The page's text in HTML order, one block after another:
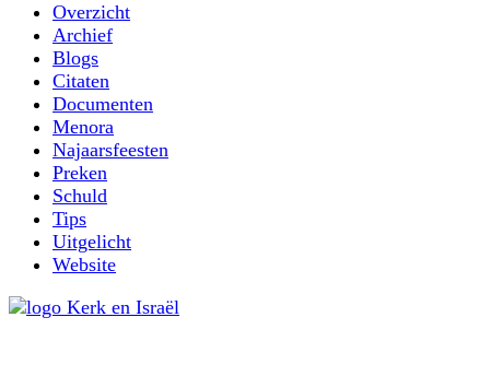
Overzicht
Archief
Blogs
Citaten
Documenten
Menora
Najaarsfeesten
Preken
Schuld
Tips
Uitgelicht
Website